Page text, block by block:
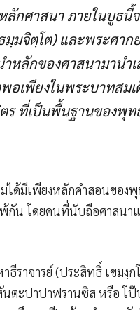
กศาสนา ภายในบูธนี้
จิตฺโต) และพระศาก
หลักของศาสนามานำเ
อเพียงในพระบาทสม
ร ที่เป็นพื้นฐานของพุท
ได้มีเพียงหลักคำสอนของ
กัน โดยคนที่นับถือศาสนา
าจารย์ (ประสิทธิ์ เขมงฺกโ
นตะปาปาฟรานซิส หรือ